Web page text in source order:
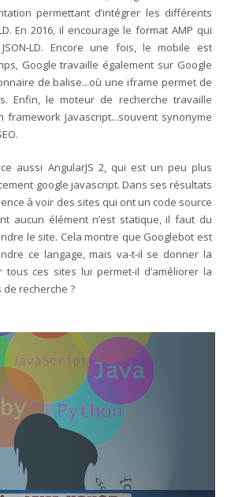
permettant d’intégrer les différents
En 2016, il encourage le format AMP qui
LD. Encore une fois, le mobile est
Google travaille également sur Google
de balise...où une iframe permet de
Enfin, le moteur de recherche travaille
framework Javascript...souvent synonyme
aussi AngularJS 2, qui est un peu plus
google javascript. Dans ses résultats
à voir des sites qui ont un code source
aucun élément n’est statique, il faut du
le site. Cela montre que Googlebot est
ce langage, mais va-t-il se donner la
ces sites lui permet-il d’améliorer la
recherche ?